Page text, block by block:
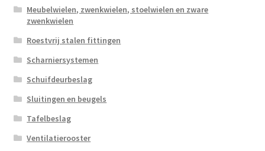
Meubelwielen, zwenkwielen, stoelwielen en zware
zwenkwielen
Roestvrij stalen fittingen
Scharniersystemen
Schuifdeurbeslag
Sluitingen en beugels
Tafelbeslag
Ventilatierooster